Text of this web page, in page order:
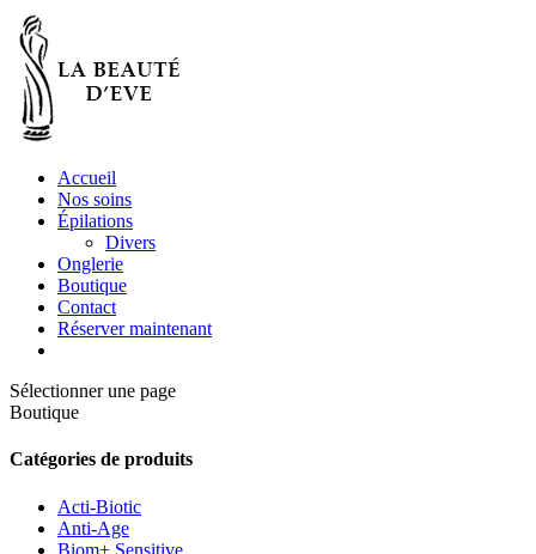
Accueil
Nos soins
Épilations
Divers
Onglerie
Boutique
Contact
Réserver maintenant
Sélectionner une page
Boutique
Catégories de produits
Acti-Biotic
Anti-Age
Biom+ Sensitive